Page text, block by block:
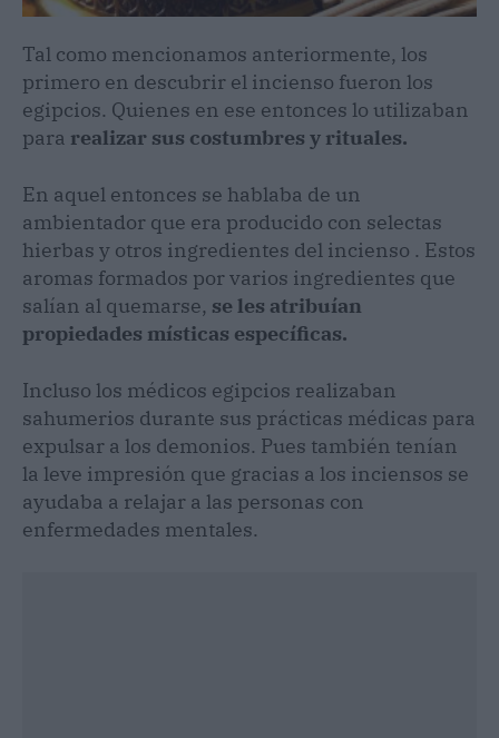
Tal como mencionamos anteriormente, los
primero en descubrir el incienso fueron los
egipcios. Quienes en ese entonces lo utilizaban
para realizar sus costumbres y rituales.
En aquel entonces se hablaba de un
ambientador que era producido con selectas
hierbas y otros ingredientes del incienso . Estos
aromas formados por varios ingredientes que
salían al quemarse, se les atribuían
propiedades místicas específicas.
Incluso los médicos egipcios realizaban
sahumerios durante sus prácticas médicas para
expulsar a los demonios. Pues también tenían
la leve impresión que gracias a los inciensos se
ayudaba a relajar a las personas con
enfermedades mentales.